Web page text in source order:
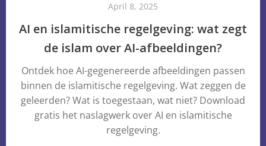
April 8, 2025
AI en islamitische regelgeving: wat zegt
de islam over AI-afbeeldingen?
Ontdek hoe AI-gegenereerde afbeeldingen passen
binnen de islamitische regelgeving. Wat zeggen de
geleerden? Wat is toegestaan, wat niet? Download
gratis het naslagwerk over AI en islamitische
regelgeving.